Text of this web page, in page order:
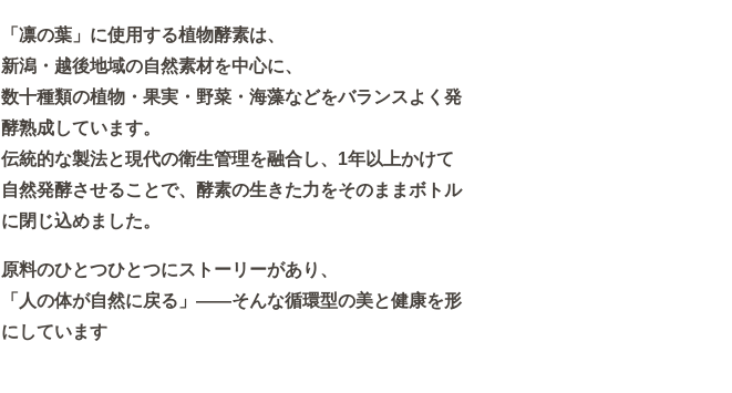
「凛の葉」に使用する植物酵素は、
新潟・越後地域の自然素材を中心に、
数十種類の植物・果実・野菜・海藻などをバランスよく発
酵熟成しています。
伝統的な製法と現代の衛生管理を融合し、1年以上かけて
自然発酵させることで、酵素の生きた力をそのままボトル
に閉じ込めました。
原料のひとつひとつにストーリーがあり、
「人の体が自然に戻る」――そんな循環型の美と健康を形
にしています